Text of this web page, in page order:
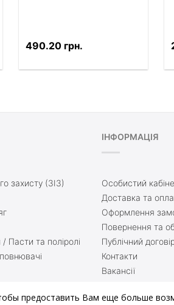
490.20 грн.
захисту (ЗІЗ)
Пасти та поліролі
ІНФОРМАЦІЯ
Особистий
Доставка та
Оформлення
Повернення та
Публічний
Контакти
Вакансії
Блог
предоставить Вам еще больше